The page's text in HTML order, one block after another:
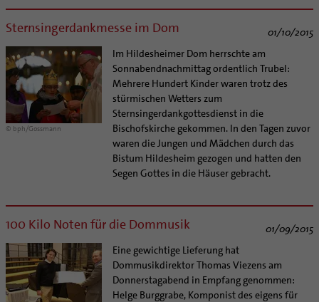
Sternsingerdankmesse im Dom 01/10/2015
© bph/Gossmann
Im Hildesheimer Dom herrschte am
Sonnabendnachmittag ordentlich Trubel:
Mehrere Hundert Kinder waren trotz des
stürmischen Wetters zum
Sternsingerdankgottesdienst in die
Bischofskirche gekommen. In den Tagen zuvor
waren die Jungen und Mädchen durch das
Bistum Hildesheim gezogen und hatten den
Segen Gottes in die Häuser gebracht.
100 Kilo Noten für die Dommusik 01/09/2015
Eine gewichtige Lieferung hat
Dommusikdirektor Thomas Viezens am
Donnerstagabend in Empfang genommen:
Helge Burggrabe, Komponist des eigens für